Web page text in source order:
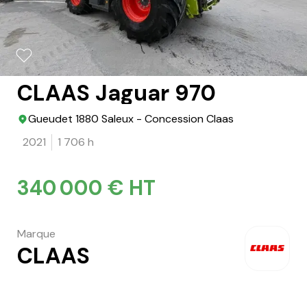
CLAAS Jaguar 970
Gueudet 1880 Saleux - Concession Claas
2021
1 706 h
340 000 € HT
Marque
CLAAS